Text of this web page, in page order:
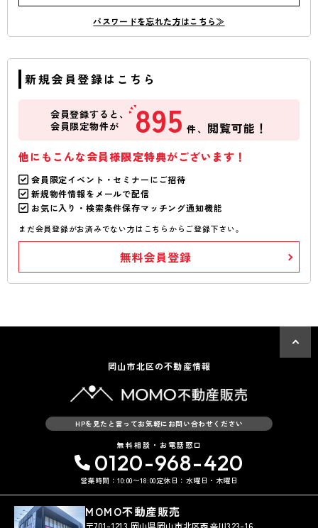
パスワードを忘れた方はこちら≫
新規会員登録はこちら
会員登録すると、
会員限定物件が
895 件、 閲覧可能！
他にもこんな会員様限定特典がございます！
会員限定イベント・セミナーにご招待
新規物件情報をメールで配信
お気に入り・検索条件保存マッチング通知機能
まだ会員登録がお済みでない方はこちらからご登録下さい。
無料会員登録
岡山市北区の不動産情報
HPを見たと言ってお気軽にお問い合わせください
無料相談・お電話窓口
0120-968-420
営業時間：10:00〜18:00定休日：水曜日・木曜日
MOMO不動産販売
〒701-1213 岡山県岡山市北区西辛川323-16